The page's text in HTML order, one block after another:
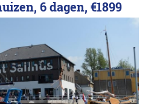
6 dagen, €1899